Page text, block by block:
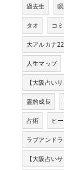
過去生
タオ コ
大アルカナ
人生マップ
【大阪占い
霊的成長
占術 ヒ
ラブアンドラ
【大阪占い